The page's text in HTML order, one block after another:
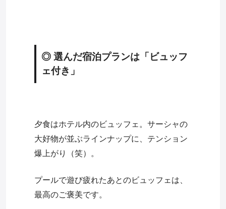
◎ 選んだ宿泊プランは「ビュッフ
ェ付き」
夕食はホテル内のビュッフェ。サーシャの
大好物が並ぶラインナップに、テンション
爆上がり（笑）。
プールで遊び疲れたあとのビュッフェは、
最高のご褒美です。